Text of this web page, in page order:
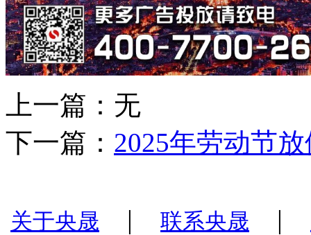
上一篇：无
下一篇： 2025年劳动节
关于央晟 | 联系央晟 |